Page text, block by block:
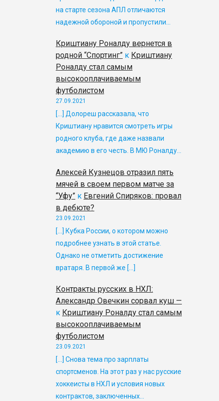
на старте сезона АПЛ отличаются
надежной обороной и пропустили…
Криштиану Роналду вернется в
родной “Спортинг” к Криштиану
Роналду стал самым
высокооплачиваемым
футболистом
27.09.2021
[…] Долореш рассказала, что
Криштиану нравится смотреть игры
родного клуба, где даже назвали
академию в его честь. В МЮ Роналду…
Алексей Кузнецов отразил пять
мячей в своем первом матче за
“Уфу” к Евгений Спиряков: провал
в дебюте?
23.09.2021
[…] Кубка России, о котором можно
подробнее узнать в этой статье.
Однако не отметить достижение
вратаря. В первой же […]
Контракты русских в НХЛ:
Александр Овечкин сорвал куш —
к Криштиану Роналду стал самым
высокооплачиваемым
футболистом
23.09.2021
[…] Снова тема про зарплаты
спортсменов. На этот раз у нас русские
хоккеисты в НХЛ и условия новых
контрактов, заключенных…